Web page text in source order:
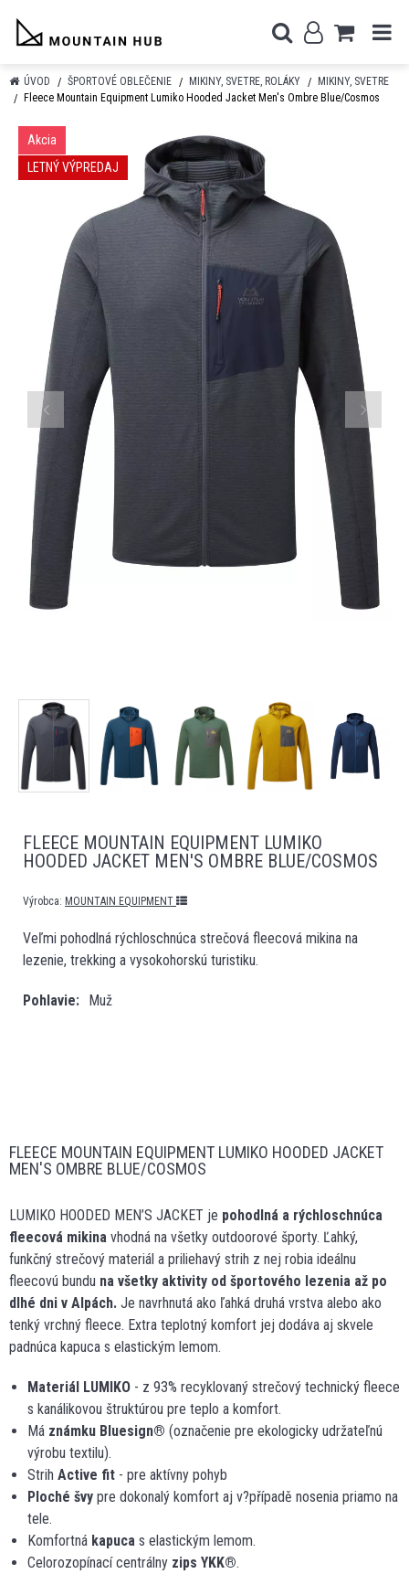
ÚVOD ŠPORTOVÉ OBLEČENIE MIKINY, SVETRE, ROLÁKY
MIKINY, SVETRE
Fleece Mountain Equipment Lumiko Hooded Jacket Men's Ombre Blue/Cosmos
Akcia
LETNÝ VÝPREDAJ
FLEECE MOUNTAIN EQUIPMENT LUMIKO
HOODED JACKET MEN'S OMBRE BLUE/COSMOS
Výrobca: MOUNTAIN EQUIPMENT
Veľmi pohodlná rýchloschnúca strečová fleecová mikina na
lezenie, trekking a vysokohorskú turistiku.
Pohlavie Muž
FLEECE MOUNTAIN EQUIPMENT LUMIKO HOODED JACKET
MEN'S OMBRE BLUE/COSMOS
LUMIKO HOODED MEN’S JACKET je pohodlná a rýchloschnúca
fleecová mikina vhodná na všetky outdoorové športy. Ľahký,
funkčný strečový materiál a priliehavý strih z nej robia ideálnu
fleecovú bundu na všetky aktivity od športového lezenia až po
dlhé dni v Alpách. Je navrhnutá ako ľahká druhá vrstva alebo ako
tenký vrchný fleece. Extra teplotný komfort jej dodáva aj skvele
padnúca kapuca s elastickým lemom.
Materiál LUMIKO - z 93% recyklovaný strečový technický fleece
s kanálikovou štruktúrou pre teplo a komfort.
Má známku Bluesign® (označenie pre ekologicky udržateľnú
výrobu textilu).
Strih Active fit - pre aktívny pohyb
Ploché švy pre dokonalý komfort aj v?případě nosenia priamo na
tele.
Komfortná kapuca s elastickým lemom.
Celorozopínací centrálny zips YKK®.